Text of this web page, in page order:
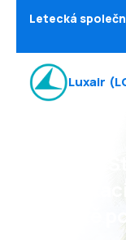
Letecká
Luxair (
Psst!
ještě